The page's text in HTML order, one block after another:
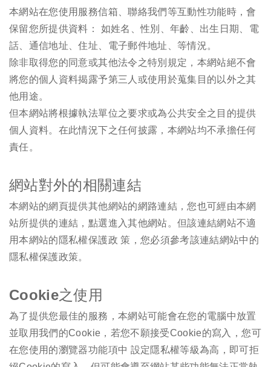
本網站在您使用服務信箱、聯絡我們等互動性功能時，會
保留您所提供資料： 如姓名、性別、年齡、出生日期、電
話、通信地址、住址、電子郵件地址、等情況。
除非取得您的同意或其他法令之特別規定，本網站絕不會
將您的個人資料揭露予第三人或使用於蒐集目的以外之其
他用途。
但本網站將根據執法單位之要求或為公共安全之目的提供
個人資料。在此情況下之任何披露，本網站均不承擔任何
責任。
網站對外的相關連結
本網站的網頁提供其他網站的網路連結，您也可經由本網
站所提供的連結，點選進入其他網站。但該連結網站不適
用本網站的隱私權保護政 策，您必須參考該連結網站中的
隱私權保護政策。
Cookie之使用
為了提供您最佳的服務，本網站可能會在您的電腦中放置
並取用我們的Cookie，若您不願接受Cookie的寫入，您可
在您使用的瀏覽器功能項中 設定隱私權等級為高，即可拒